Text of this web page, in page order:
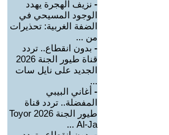
- نزيف الهجرة يهدد
الوجود المسيحي في
الضفة الغربية: تحذيرات
من ...
- بدون انقطاع.. تردد
قناة طيور الجنة 2026
الجديد على نايل سات
...
- أغاني البيبي
المفضلة.. تردد قناة
طيور الجنة 2026 Toyor
Al-Ja ...